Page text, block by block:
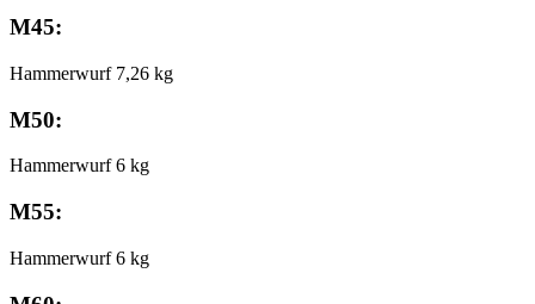
M45:
Hammerwurf 7,26 kg
M50:
Hammerwurf 6 kg
M55:
Hammerwurf 6 kg